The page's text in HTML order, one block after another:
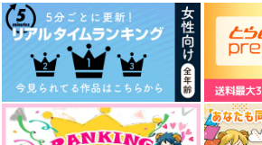
3,144 円（税込）
煉獄杏寿郎×竈門炭治郎
サンプル
作品詳細
biwanohi
787 （税込）
煉獄杏寿郎×竈門炭治郎
サンプル
作品詳細